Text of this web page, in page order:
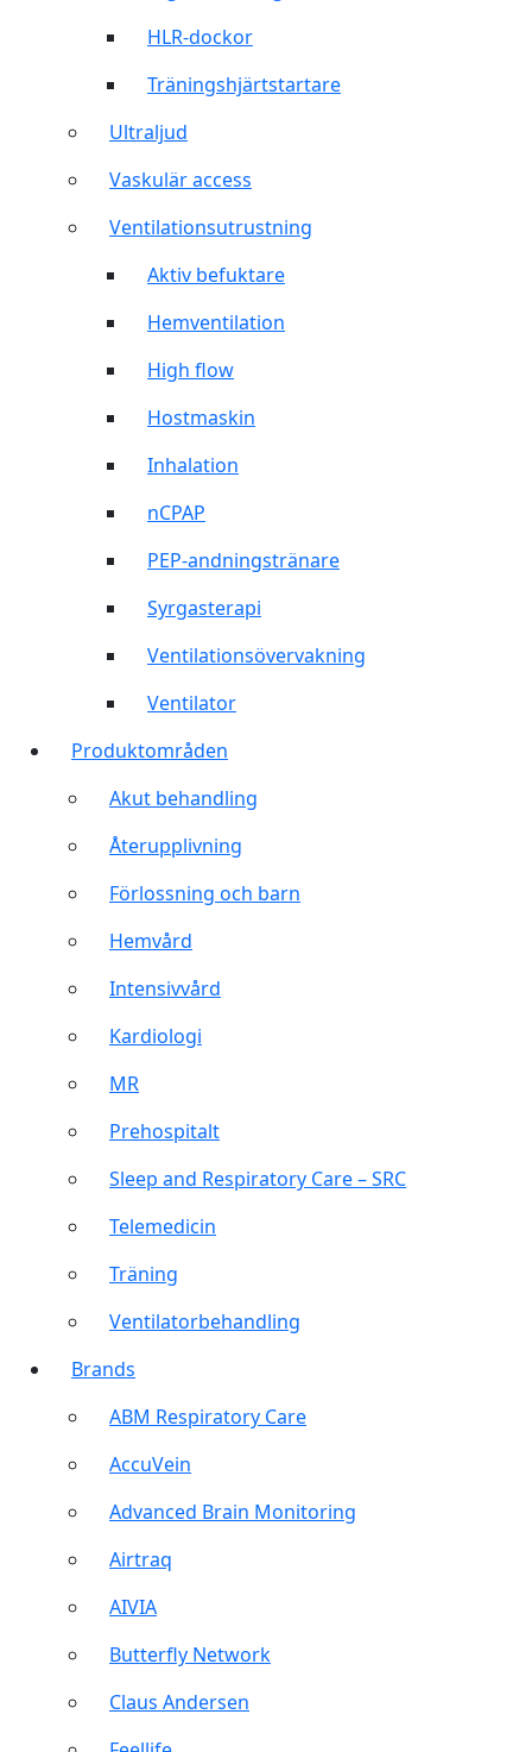
HLR-dockor
Träningshjärtstartare
Ultraljud
Vaskulär access
Ventilationsutrustning
Aktiv befuktare
Hemventilation
High flow
Hostmaskin
Inhalation
nCPAP
PEP-andningstränare
Syrgasterapi
Ventilationsövervakning
Ventilator
Produktområden
Akut behandling
Återupplivning
Förlossning och barn
Hemvård
Intensivvård
Kardiologi
MR
Prehospitalt
Sleep and Respiratory Care – SRC
Telemedicin
Träning
Ventilatorbehandling
Brands
ABM Respiratory Care
AccuVein
Advanced Brain Monitoring
Airtraq
AIVIA
Butterfly Network
Claus Andersen